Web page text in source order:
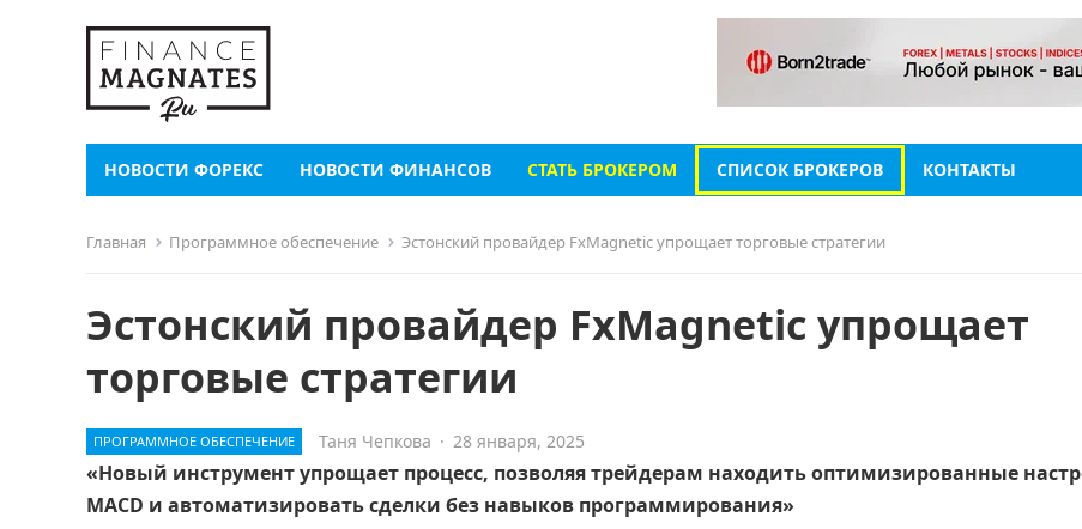
НОВОСТИ ФОРЕКС НОВОСТИ ФИНАНСОВ СТАТЬ БРОКЕРОМ СПИСОК БРОКЕРОВ КОНТАКТЫ
Главная Программное обеспечение Эстонский провайдер FxMagnetic упрощает торговые стратегии
Эстонский провайдер FxMagnetic упрощает
торговые стратегии
ПРОГРАММНОЕ ОБЕСПЕЧЕНИЕ Таня Чепкова · 28 января, 2025
«Новый инструмент упрощает процесс, позволяя трейдерам находить оптимизированные
MACD и автоматизировать сделки без навыков программирования»